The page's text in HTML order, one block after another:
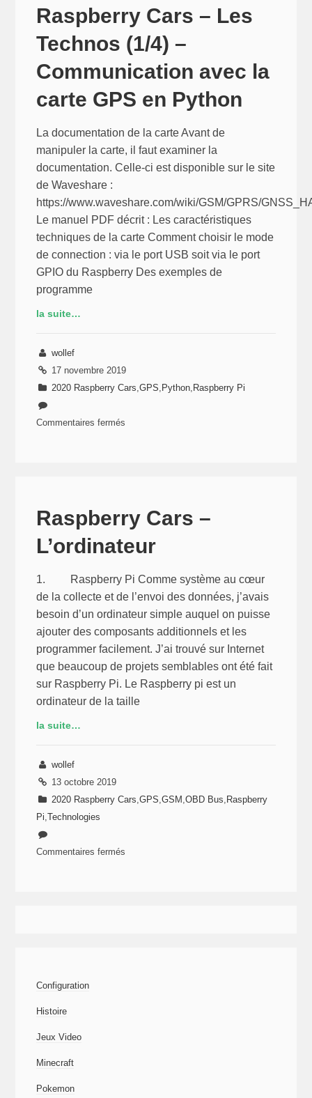
Les
Technos
(2/4)
Communication
avec
connecteur
OBD
en
Python
Raspberry Cars – Les
Technos (1/4) –
Communication avec la
carte GPS en Python
La documentation de la carte Avant de
manipuler la carte, il faut examiner la
documentation. Celle-ci est disponible sur le site
de Waveshare :
https://www.waveshare.com/wiki/GSM/GPRS/
Le manuel PDF décrit : Les caractéristiques
techniques de la carte Comment choisir le mode
de connection : via le port USB soit via le port
GPIO du Raspberry Des exemples de
programme
la suite…
wollef
17 novembre 2019
2020 Raspberry Cars ,GPS Python Raspberry Pi
Commentaires fermés
Les
Technos
(1/4)
Communication
avec
la
carte
GPS
en
Python
Raspberry Cars –
L’ordinateur
1. Raspberry Pi Comme système au cœur
de la collecte et de l’envoi des données, j’avais
besoin d’un ordinateur simple auquel on puisse
ajouter des composants additionnels et les
programmer facilement. J’ai trouvé sur Internet
que beaucoup de projets semblables ont été fait
sur Raspberry Pi. Le Raspberry pi est un
ordinateur de la taille
la suite…
wollef
13 octobre 2019
2020 Raspberry Cars ,GPS ,GSM ,OBD Bus Raspberry
Pi ,Technologies
Commentaires fermés
Configuration
Histoire
Jeux Video
Minecraft
Pokemon